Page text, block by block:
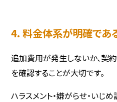
4. 料金体系が明確であ
追加費用が発生しないか、契
を確認することが大切です。
ハラスメント・嫌がらせ・いじ